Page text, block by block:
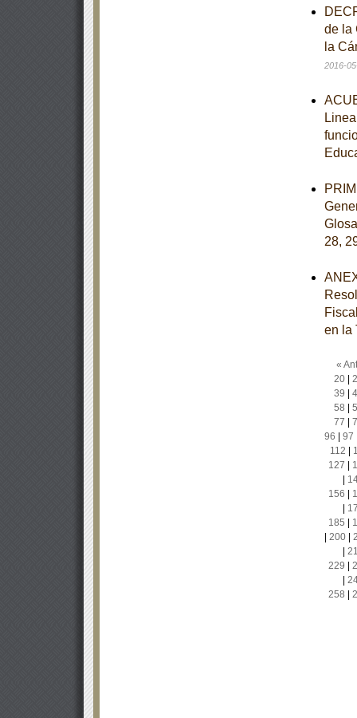
de la
la
2016-
28,
en la
«
20|
39
58
77
96
97
112
127
156
185
200|
229
258